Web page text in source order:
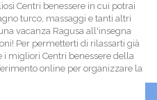
Centri benessere in cui potrai
turco, massaggi e tanti altri
vacanza Ragusa all'insegna
Per permetterti di rilassarti già
migliori Centri benessere della
online per organizzare la